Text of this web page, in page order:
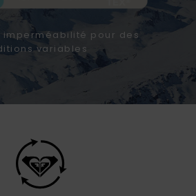
imperméabilité pour des
variables